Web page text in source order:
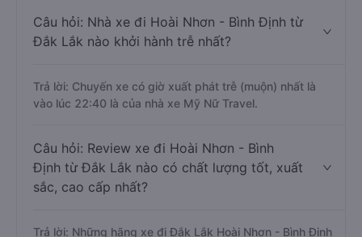
Câu hỏi: Nhà xe đi Hoài Nhơn - Bình Định từ
Đắk Lắk nào khởi hành trễ nhất?
Trả lời: Chuyến xe có giờ xuất phát trễ (muộn) nhất là
vào lúc 22:40 là của nhà xe Mỹ Nữ Travel.
Câu hỏi: Review xe đi Hoài Nhơn - Bình
Định từ Đắk Lắk nào có chất lượng tốt, xuất
sắc, cao cấp nhất?
Trả lời: Những hãng xe đi Đắk Lắk Hoài Nhơn - Bình Định